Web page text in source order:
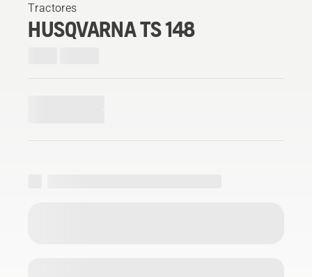
Tractores
HUSQVARNA TS 148